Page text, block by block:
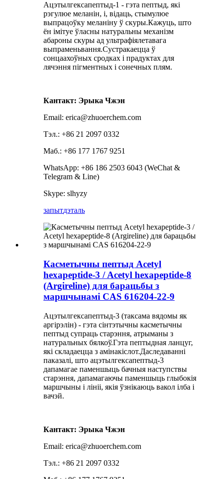
Ацэтылгексапептыд-1 - гэта пептыд, які
рэгулюе меланін, і, відаць, стымулюе
выпрацоўку меланіну ў скуры.Кажуць, што
ён імітуе ўласны натуральны механізм
абароны скуры ад ультрафіялетавага
выпраменьвання.Сустракаецца ў
сонцаахоўных сродках і прадуктах для
лячэння пігментных і сонечных плям.
Кантакт: Эрыка Чжэн
Email: erica@zhuoerchem.com
Тэл.: +86 21 2097 0332
Маб.: +86 177 1767 9251
WhatsApp: +86 186 2503 6043 (WeChat &
Telegram & Line)
Skype: slhyzy
запытдэталь
Касметычны пептыд Acetyl
hexapeptide-3 / Acetyl hexapeptide-8
(Argireline) для барацьбы з
маршчынамі CAS 616204-22-9
Ацэтылгексапептыд-3 (таксама вядомы як
аргірэлін) - гэта сінтэтычны касметычны
пептыд супраць старэння, атрыманы з
натуральных бялкоў.Гэта пептыдная ланцуг,
які складаецца з амінакіслот.Даследаванні
паказалі, што ацэтылгексапептыд-3
дапамагае паменшыць бачныя наступствы
старэння, дапамагаючы паменшыць глыбокія
маршчыны і лініі, якія ўзнікаюць вакол ілба і
вачэй.
Кантакт: Эрыка Чжэн
Email: erica@zhuoerchem.com
Тэл.: +86 21 2097 0332